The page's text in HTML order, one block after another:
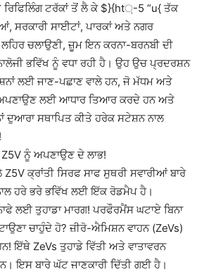
ਟਰੱਕਾਂ ਤੋਂ ਲੈ ਕੇ $}{ht਼-5 “u{ ਤੱਕ
ਸਰਕਾਰੀ ਸਾਈਟਾਂ, ਪਾਰਕਾਂ ਅਤੇ ਨਗਰ
ਲਹਿਰ ਚਲਾਉਣੀ, ਜ਼ੂਮ ਇਨ ਕਰਨਾ-ਬਰਨਬੀ ਦੀ
ਭਵਿੱਖ ਨੂੰ ਵਧਾ ਰਹੀ ਹੈ। ਉਹ ਉਚ ਪ੍ਰਦਰਸ਼ਨ
ਲਈ ਜਾਣ-ਪਛਾਣ ਵਾਲੇ ਹਨ, ਜੋ ਮੱਧਮ ਅਤੇ
ਅਪਣਾਉਣ ਲਈ ਆਧਾਰ ਤਿਆਰ ਕਰਦੇ ਹਨ ਅਤੇ
ਦੁਆਰਾ ਸਥਾਪਿਤ ਕੀਤੇ ਹਰੇਕ ਸਟੇਸ਼ਨ ਨਾਲ
ਨੂੰ ਅਪਣਾਉਣ ਦੇ ਲਾਭ!
Z5V ਕ੍ਰਾਂਤੀ ਸਿਰਫ ਸਾਫ ਸੁਥਰੀ ਸਵਾਰੀਆਂ ਬਾਰੇ
ਹਰੇ ਭਰੇ ਭਵਿੱਖ ਲਈ ਇੱਕ ਰੋਡਮੈਪ ਹੈ।
ਲਈ ਤੁਹਾਡਾ ਮਾਰਗ! ਪਰਫੌਰਮੈਂਸ ਘਟਾਏ ਬਿਨਾ
ਚਾਹੁੰਦੇ ਹੋ? ਜ਼ੀਰੋ-ਐਮਿਸ਼ਨ ਵਾਹਨ (ZeVs)
ਇੱਥੇ ZeVs ਤੁਹਾਡੇ ਵਿੱਤੀ ਅਤੇ ਵਾਤਾਵਰਨ
ਇਸ ਬਾਰੇ ਘੱਟ ਜਾਣਕਾਰੀ ਦਿੱਤੀ ਗਈ ਹੈ।